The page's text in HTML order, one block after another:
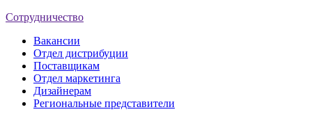
Сотрудничество
Вакансии
Отдел дистрибуции
Поставщикам
Отдел маркетинга
Дизайнерам
Региональные представители